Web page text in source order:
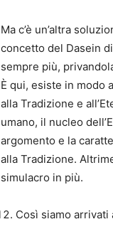
Ma c’è un’altra
concetto del Dasein
sempre più,
È qui, esiste in modo
alla Tradizione e
umano, il nucleo
argomento e la
alla Tradizione.
simulacro in più.
Così siamo